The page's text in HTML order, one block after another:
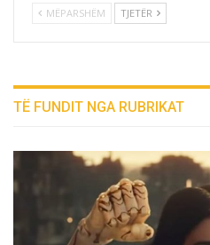
MËPARSHËM TJETËR
TË FUNDIT NGA RUBRIKAT